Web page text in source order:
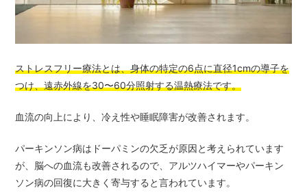
ストレスフリー療法とは、身体の特定の6点に直径1cmの導子を
つけ、遠赤外線を30〜60分照射する温熱療法です。
血流の向上により、冷え性や睡眠障害が改善されます。
パーキンソン病はドーパミンの欠乏が原因と考えられています
が、脳への血流も改善されるので、アルツハイマーやパーキン
ソン病の回復に大きく寄与すると言われています。